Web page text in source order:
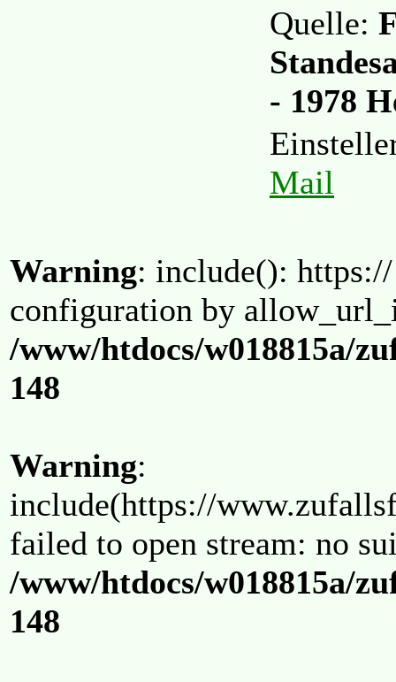
Quelle:
- 1978
Mail
Warning: include():
configuration by
/www/htdocs/w018815a/
148
Warning:
include(https://
failed to open stream: no
/www/htdocs/w018815a/
148